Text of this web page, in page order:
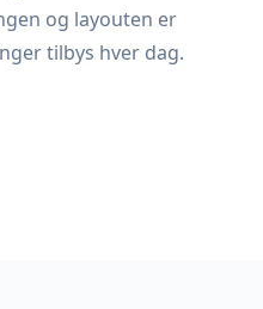
og layouten er
tilbys hver dag.